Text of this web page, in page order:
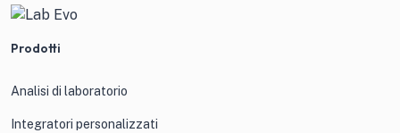
Prodotti
Analisi di laboratorio
Integratori personalizzati